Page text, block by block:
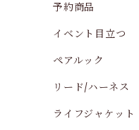
予約商品
イベント目立つ
ペアルック
リード/ハーネス
ライフジャケット